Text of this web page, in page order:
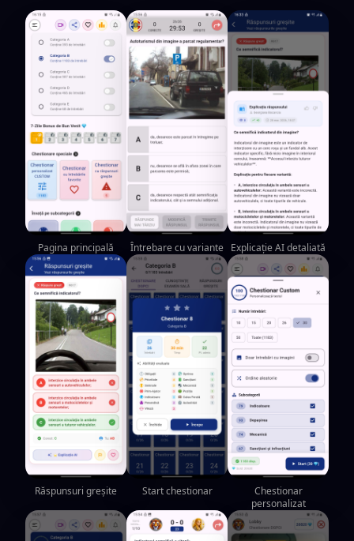
Pagina principală Întrebare cu variante Explicație AI detaliată
Răspunsuri greșite Start chestionar
Chestionar
personalizat